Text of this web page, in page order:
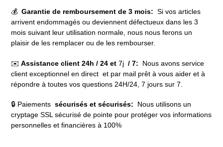
💰 Garantie de remboursement de 3 mois: Si vos articles
arrivent endommagés ou deviennent défectueux dans les 3
mois suivant leur utilisation normale, nous nous ferons un
plaisir de les remplacer ou de les rembourser.
✉️ Assistance client 24h / 24 et 7j / 7:
Nous avons service
client exceptionnel en direct et par mail prêt à vous aider et à
répondre à toutes vos questions 24H/24, 7 jours sur 7.
🔒 Paiements sécurisés et sécurisés: Nous utilisons un
cryptage SSL sécurisé de pointe pour protéger vos informations
personnelles et financières à 100%